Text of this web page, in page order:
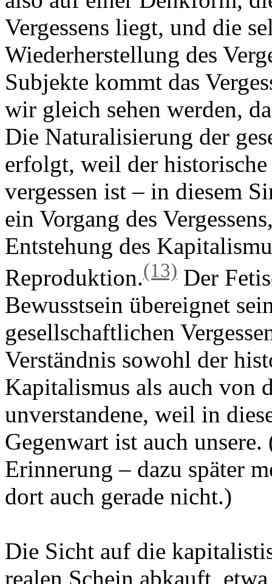
Vergessens liegt, und die
Wiederherstellung des
Subjekte kommt das
wir gleich sehen werden,
Die Naturalisierung der
erfolgt, weil der
vergessen ist – in diesem
ein Vorgang des
Entstehung des
Reproduktion.(13) Der
Bewusstsein übereignet
gesellschaftlichen
Verständnis sowohl der
Kapitalismus als auch von
unverstandene, weil in
Gegenwart ist auch
Erinnerung – dazu später
dort auch gerade nicht.)
Die Sicht auf die
realen Schein abkauft,